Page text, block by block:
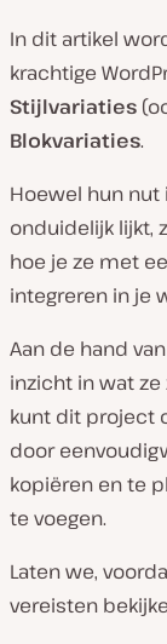
In dit artikel
krachtige
Stijlvariaties
Blokvariaties.
Hoewel hun
onduidelijk lijkt,
hoe je ze met
integreren in je
Aan de hand
inzicht in wat ze
kunt dit project
door
kopiëren en te
te voegen.
Laten we,
vereisten